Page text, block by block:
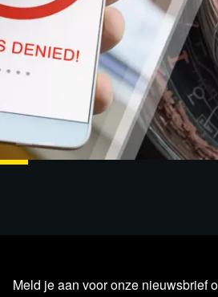
Meld je aan voor onze nieuwsbrief